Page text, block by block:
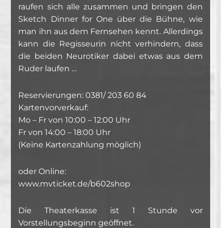
raufen sich alle zusammen und bringen den
Sketch Dinner for One über die Bühne, wie
man ihn aus dem Fernsehen kennt. Allerdings
kann die Regisseurin nicht verhindern, dass
die beiden Neurotiker dabei etwas aus dem
Ruder laufen …
Reservierungen: 0381/ 203 60 84
Kartenvorverkauf:
Mo – Fr von 10:00 – 12:00 Uhr
Fr von 14:00 – 18:00 Uhr
(Keine Kartenzahlung möglich)
oder Online:
www.mvticket.de/b602shop
Die Theaterkasse ist 1 Stunde vor
Vorstellungsbeginn geöffnet.